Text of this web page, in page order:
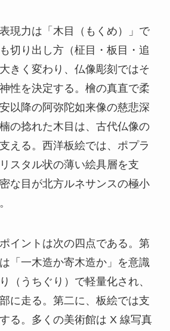
現力は「木目（もくめ）」で
切り出し方（柾目・板目・追
きく変わり、仏像彫刻ではそ
性を決定する。檜の真直で柔
以降の阿弥陀如来像の慈悲深
の捻れた木目は、古代仏像の
える。西洋板絵では、ポプラ
スタル状の薄い絵具層を支
な目が北方ルネサンスの極小
イントは次の四点である。第
「一木造か寄木造か」を意識
（うちぐり）で軽量化され、
に走る。第二に、板絵では支
る。多くの美術館は X 線写真